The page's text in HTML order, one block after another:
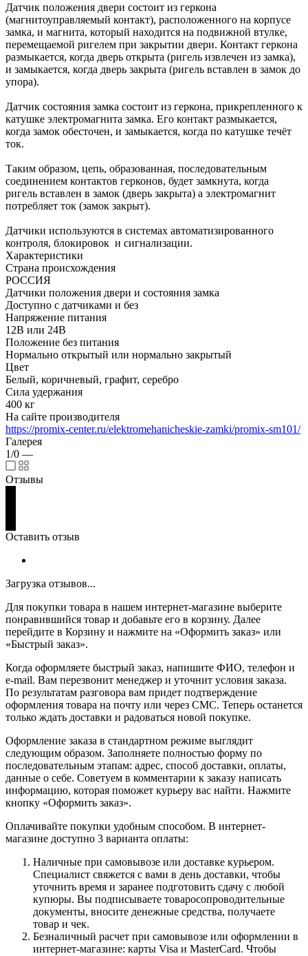
Датчик положения двери состоит из геркона
(магнитоуправляемый контакт), расположенного на корпусе
замка, и магнита, который находится на подвижной втулке,
перемещаемой ригелем при закрытии двери. Контакт геркона
размыкается, когда дверь открыта (ригель извлечен из замка),
и замыкается, когда дверь закрыта (ригель вставлен в замок до
упора).
Датчик состояния замка состоит из геркона, прикрепленного к
катушке электромагнита замка. Его контакт размыкается,
когда замок обесточен, и замыкается, когда по катушке течёт
ток.
Таким образом, цепь, образованная, последовательным
соединением контактов герконов, будет замкнута, когда
ригель вставлен в замок (дверь закрыта) а электромагнит
потребляет ток (замок закрыт).
Датчики используются в системах автоматизированного
контроля, блокировок и сигнализации.
Характеристики
Страна происхождения
РОССИЯ
Датчики положения двери и состояния замка
Доступно с датчиками и без
Напряжение питания
12В или 24В
Положение без питания
Нормально открытый или нормально закрытый
Цвет
Белый, коричневый, графит, серебро
Сила удержания
400 кг
На сайте производителя
https://promix-center.ru/elektromehanicheskie-zamki/promix-sm101/
Галерея
1/0 —
Отзывы
Оставить отзыв
Загрузка отзывов...
Для покупки товара в нашем интернет-магазине выберите
понравившийся товар и добавьте его в корзину. Далее
перейдите в Корзину и нажмите на «Оформить заказ» или
«Быстрый заказ».
Когда оформляете быстрый заказ, напишите ФИО, телефон и
e-mail. Вам перезвонит менеджер и уточнит условия заказа.
По результатам разговора вам придет подтверждение
оформления товара на почту или через СМС. Теперь останется
только ждать доставки и радоваться новой покупке.
Оформление заказа в стандартном режиме выглядит
следующим образом. Заполняете полностью форму по
последовательным этапам: адрес, способ доставки, оплаты,
данные о себе. Советуем в комментарии к заказу написать
информацию, которая поможет курьеру вас найти. Нажмите
кнопку «Оформить заказ».
Оплачивайте покупки удобным способом. В интернет-
магазине доступно 3 варианта оплаты:
Наличные при самовывозе или доставке курьером.
Специалист свяжется с вами в день доставки, чтобы
уточнить время и заранее подготовить сдачу с любой
купюры. Вы подписываете товаросопроводительные
документы, вносите денежные средства, получаете
товар и чек.
Безналичный расчет при самовывозе или оформлении в
интернет-магазине: карты Visa и MasterCard. Чтобы